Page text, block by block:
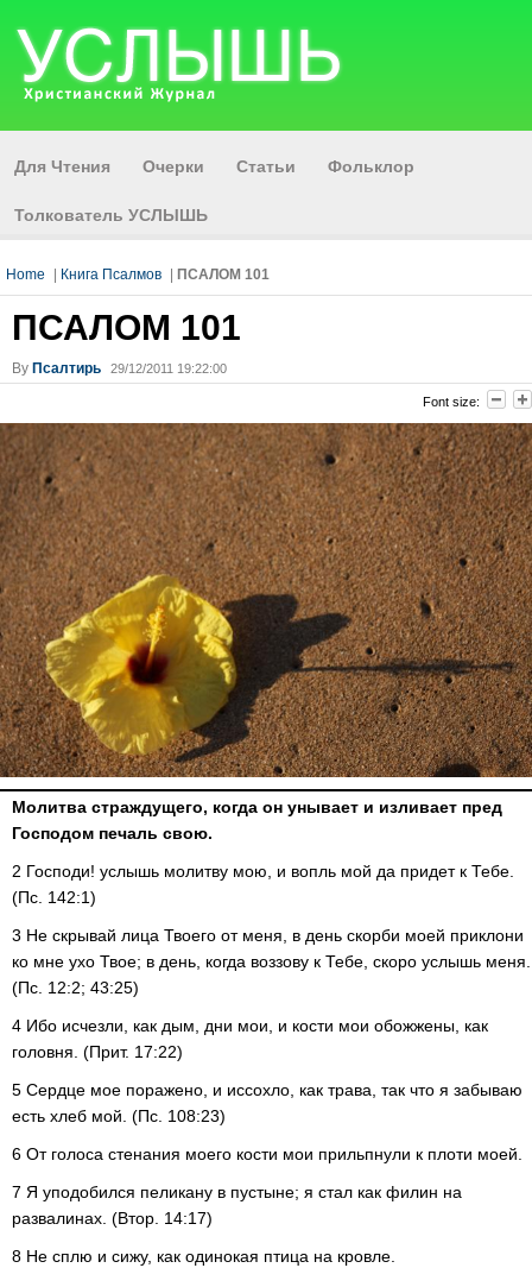
Для Чтения Очерки Статьи Фольклор
Толкователь УСЛЫШЬ
Home Книга Псалмов ПСАЛОМ 101
ПСАЛОМ 101
By Псалтирь 29/12/2011 19:22:00
Font size:
Молитва страждущего, когда он унывает и изливает пред
Господом печаль свою.
2 Господи! услышь молитву мою, и вопль мой да придет к Тебе.
(Пс. 142:1)
3 Не скрывай лица Твоего от меня, в день скорби моей приклони
ко мне ухо Твое; в день, когда воззову к Тебе, скоро услышь меня.
(Пс. 12:2; 43:25)
4 Ибо исчезли, как дым, дни мои, и кости мои обожжены, как
головня. (Прит. 17:22)
5 Сердце мое поражено, и иссохло, как трава, так что я забываю
есть хлеб мой. (Пс. 108:23)
6 От голоса стенания моего кости мои прильпнули к плоти моей.
7 Я уподобился пеликану в пустыне; я стал как филин на
развалинах. (Втор. 14:17)
8 Не сплю и сижу, как одинокая птица на кровле.